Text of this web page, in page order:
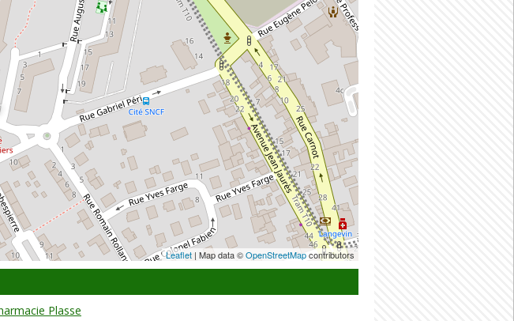
Leaflet | Map data ©OpenStreetMapcontributors
Plasse